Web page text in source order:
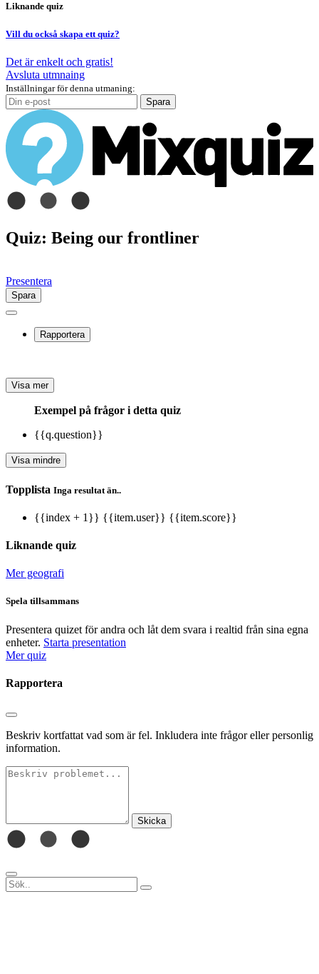
Liknande quiz
Vill du också skapa ett quiz?
Det är enkelt och gratis!
Avsluta utmnaing
Inställningar för denna utmaning:
Spara
Quiz: Being our frontliner
Presentera
Spara
Rapportera
Visa mer
Exempel på frågor i detta quiz
{{q.question}}
Visa mindre
Topplista Inga resultat än..
{{index + 1}} {{item.user}} {{item.score}}
Liknande quiz
Mer geografi
Spela tillsammans
Presentera quizet för andra och låt dem svara i realtid från sina egna
enheter. Starta presentation
Mer quiz
Rapportera
Beskriv kortfattat vad som är fel. Inkludera inte frågor eller personlig
information.
Skicka